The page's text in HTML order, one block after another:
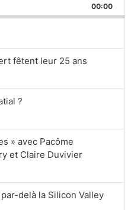
FORWARD
00:00
fêtent leur 25 ans
?
» avec Pacôme
et Claire Duvivier
delà la Silicon Valley